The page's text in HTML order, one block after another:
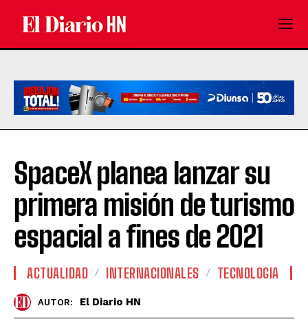
SpaceX planea lanzar su
primera misión de turismo
espacial a fines de 2021
ACTUALIDAD INTERNACIONALES TECNOLOGIA
AUTOR: El Diario HN